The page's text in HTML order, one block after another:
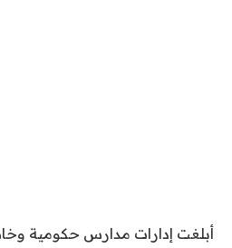
أبلغت إدارات مدارس حكومية